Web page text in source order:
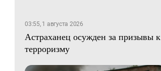
03:55, 1 августа 2026
Астраханец осужден за призывы к
терроризму